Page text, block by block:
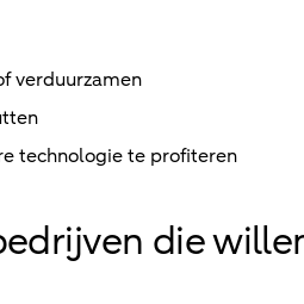
verduurzamen
technologie te profiteren
die